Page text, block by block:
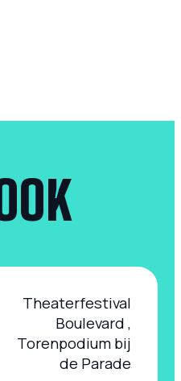
Theaterfestival
Boulevard ,
Torenpodium bij
de Parade